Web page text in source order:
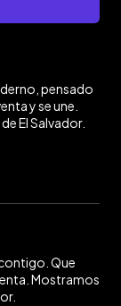
pensado
y se une.
El Salvador.
Que
Mostramos